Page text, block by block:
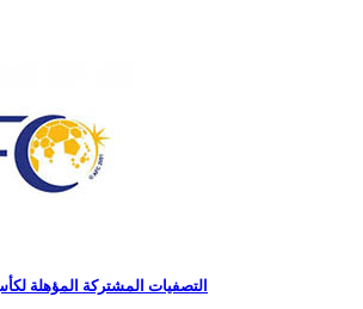
التصفيات المشتركة المؤهلة